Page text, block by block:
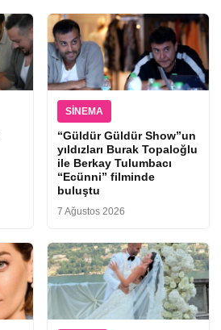
SINEMA
“Güldür Güldür Show”un
yıldızları Burak Topaloğlu
ile Berkay Tulumbacı
“Ecünni” filminde
buluştu
7 Ağustos 2026